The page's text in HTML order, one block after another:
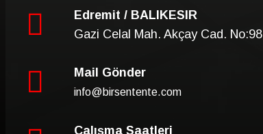
Edremit / BALIKESIR
Gazi Celal Mah. Akçay Cad. No:98
Mail Gönder
info@birsentente.com
Çalışma Saatleri